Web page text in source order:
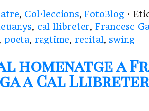
, Col·leccions, FotoBlog ·
, cal llibreter, Francesc
, poeta, ragtime, recital, swing
homenatge a
a Cal Llibreter